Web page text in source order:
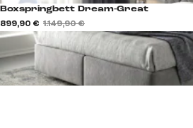
Boxspringbett Dream-Great
899,90 € 1.149,90 €